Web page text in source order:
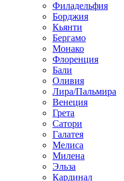
Филадельфия
Борджия
Кьянти
Бергамо
Монако
Флоренция
Бали
Оливия
Лира/Пальмира
Венеция
Грета
Сатори
Галатея
Мелиса
Милена
Эльза
Кардинал